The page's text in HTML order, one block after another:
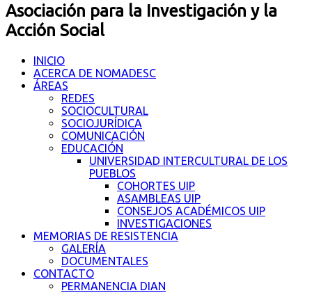
Asociación para la Investigación y la
Acción Social
INICIO
ACERCA DE NOMADESC
ÁREAS
REDES
SOCIOCULTURAL
SOCIOJURÍDICA
COMUNICACIÓN
EDUCACIÓN
UNIVERSIDAD INTERCULTURAL DE LOS
PUEBLOS
COHORTES UIP
ASAMBLEAS UIP
CONSEJOS ACADÉMICOS UIP
INVESTIGACIONES
MEMORIAS DE RESISTENCIA
GALERÍA
DOCUMENTALES
CONTACTO
PERMANENCIA DIAN